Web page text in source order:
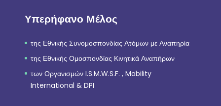
Υπερήφανο Μέλος
της Εθνικής Συνομοσπονδίας Ατόμων με Αναπηρία
της Εθνικής Ομοσπονδίας Κινητικά Αναπήρων
των Οργανισμών I.S.M.W.S.F. , Mobility
International & DPI